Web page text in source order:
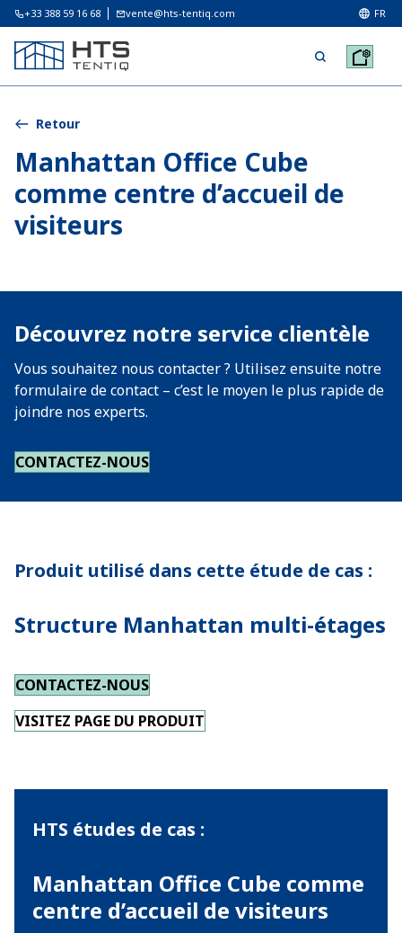
+33 388 59 16 68 vente@hts-tentiq.com FR
Retour
Manhattan Office Cube
comme centre d’accueil de
visiteurs
Découvrez notre service clientèle
Vous souhaitez nous contacter ? Utilisez ensuite notre
formulaire de contact – c’est le moyen le plus rapide de
joindre nos experts.
CONTACTEZ-NOUS
Produit utilisé dans cette étude de cas :
Structure Manhattan multi-étages
CONTACTEZ-NOUS
VISITEZ PAGE DU PRODUIT
HTS études de cas :
Manhattan Office Cube comme
centre d’accueil de visiteurs